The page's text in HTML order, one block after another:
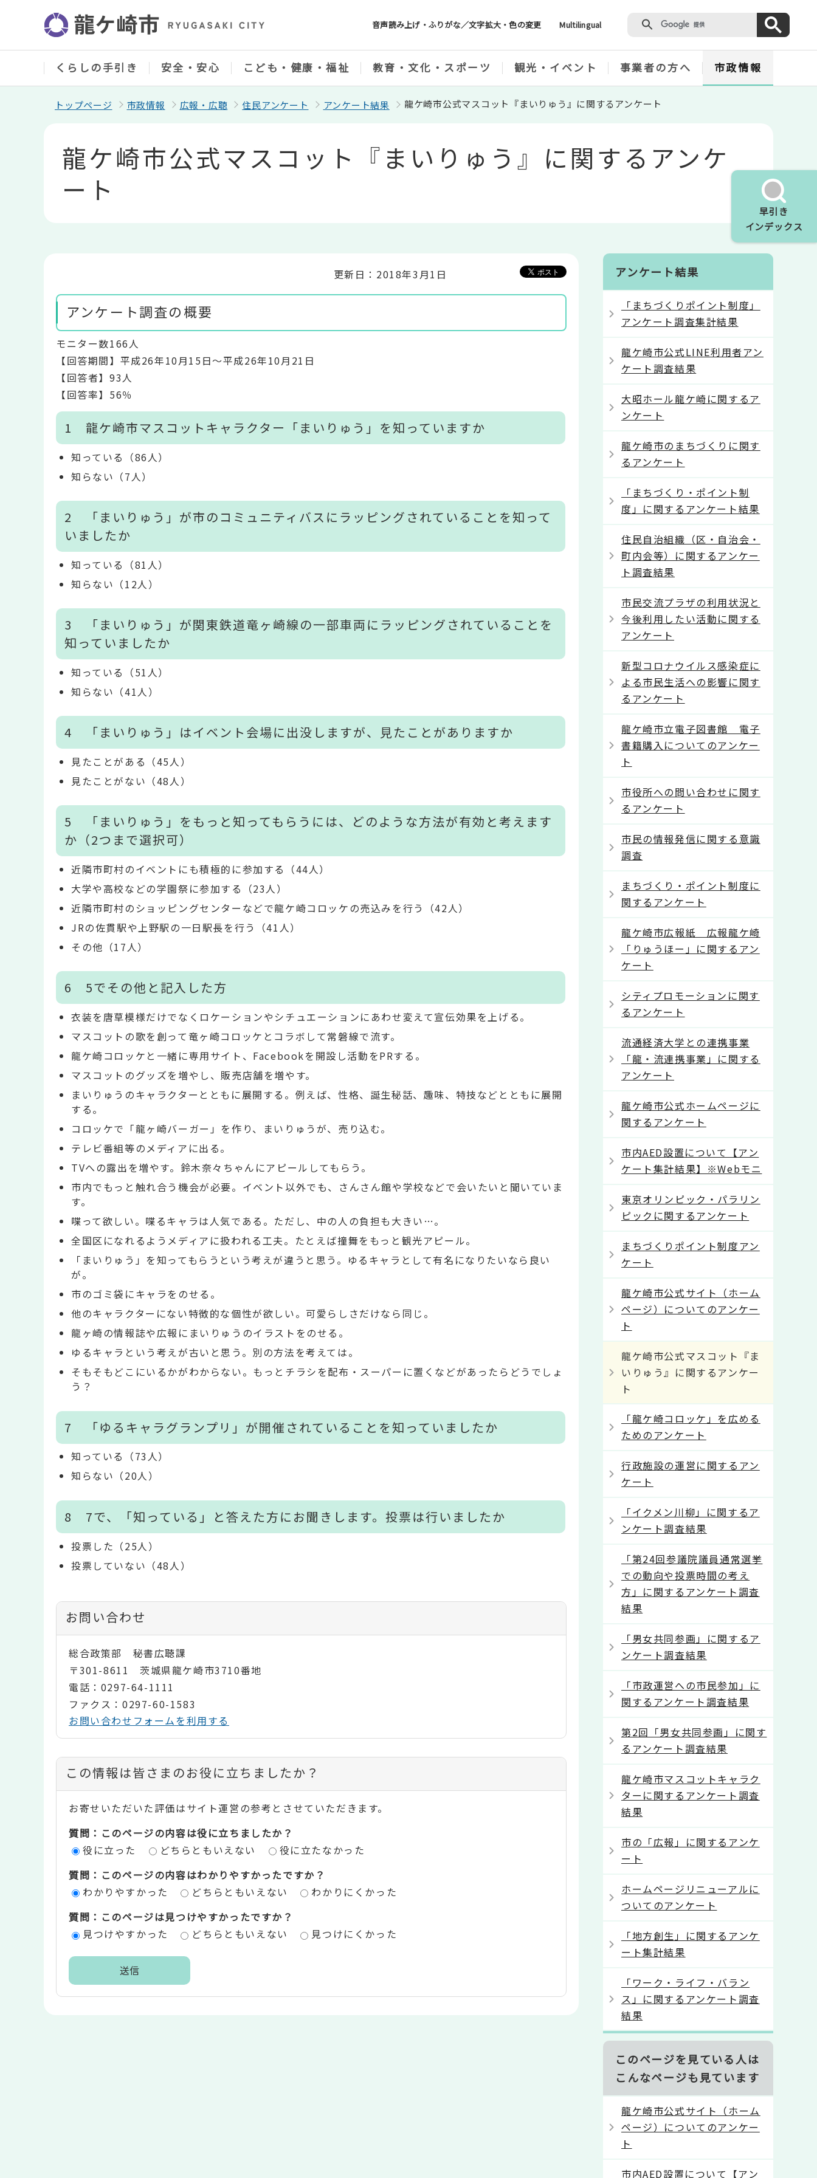
ジ
音声読み上げ・ふりがな／文字拡大・色の変更 Multilingual
早引き
インデックス
くらしの手引き 安全・安心 こども・健康・福祉 教育・文化・スポーツ 観光・イベント 事業者の方へ 市政情報
トップページ 市政情報 広報・広聴 住民アンケート アンケート結果 龍ケ崎市公式マスコット『まいりゅう』に関するアンケート
龍ケ崎市公式マスコット『まいりゅう』に関するアンケ
ート
更新日：2018年3月1日
アンケート調査の概要
モニター数166人
【回答期間】平成26年10月15日～平成26年10月21日
【回答者】93人
【回答率】56％
1 龍ケ崎市マスコットキャラクター「まいりゅう」を知っていますか
知っている（86人）
知らない（7人）
2 「まいりゅう」が市のコミュニティバスにラッピングされていることを知って
いましたか
知っている（81人）
知らない（12人）
3 「まいりゅう」が関東鉄道竜ヶ崎線の一部車両にラッピングされていることを
知っていましたか
知っている（51人）
知らない（41人）
4 「まいりゅう」はイベント会場に出没しますが、見たことがありますか
見たことがある（45人）
見たことがない（48人）
5 「まいりゅう」をもっと知ってもらうには、どのような方法が有効と考えます
か（2つまで選択可）
近隣市町村のイベントにも積極的に参加する（44人）
大学や高校などの学園祭に参加する（23人）
近隣市町村のショッピングセンターなどで龍ケ崎コロッケの売込みを行う（42人）
JRの佐貫駅や上野駅の一日駅長を行う（41人）
その他（17人）
6 5でその他と記入した方
衣装を唐草模様だけでなくロケーションやシチュエーションにあわせ変えて宣伝効果を上げる。
マスコットの歌を創って竜ヶ崎コロッケとコラボして常磐線で流す。
龍ケ崎コロッケと一緒に専用サイト、Facebookを開設し活動をPRする。
マスコットのグッズを増やし、販売店舗を増やす。
まいりゅうのキャラクターとともに展開する。例えば、性格、誕生秘話、趣味、特技などとともに展開
する。
コロッケで「龍ヶ崎バーガー」を作り、まいりゅうが、売り込む。
テレビ番組等のメディアに出る。
TVへの露出を増やす。鈴木奈々ちゃんにアピールしてもらう。
市内でもっと触れ合う機会が必要。イベント以外でも、さんさん館や学校などで会いたいと聞いていま
す。
喋って欲しい。喋るキャラは人気である。ただし、中の人の負担も大きい…。
全国区になれるようメディアに扱われる工夫。たとえば撞舞をもっと観光アピール。
「まいりゅう」を知ってもらうという考えが違うと思う。ゆるキャラとして有名になりたいなら良い
が。
市のゴミ袋にキャラをのせる。
他のキャラクターにない特徴的な個性が欲しい。可愛らしさだけなら同じ。
龍ヶ崎の情報誌や広報にまいりゅうのイラストをのせる。
ゆるキャラという考えが古いと思う。別の方法を考えては。
そもそもどこにいるかがわからない。もっとチラシを配布・スーパーに置くなどがあったらどうでしょ
う？
7 「ゆるキャラグランプリ」が開催されていることを知っていましたか
知っている（73人）
知らない（20人）
8 7で、「知っている」と答えた方にお聞きします。投票は行いましたか
投票した（25人）
投票していない（48人）
お問い合わせ
総合政策部 秘書広聴課
〒301-8611 茨城県龍ケ崎市3710番地
電話：0297-64-1111
ファクス：0297-60-1583
お問い合わせフォームを利用する
コ
ン
テ
ン
評
エ
この情報は皆さまのお役に立ちましたか？
お寄せいただいた評価はサイト運営の参考とさせていただきます。
質問：このページの内容は役に立ちましたか？
役に立った
どちらともいえない
役に立たなかった
質問：このページの内容はわかりやすかったですか？
わかりやすかった
どちらともいえない
わかりにくかった
質問：このページは見つけやすかったですか？
見つけやすかった
どちらともいえない 見つけにくかった
アンケート結果
「まちづくりポイント制度」
アンケート調査集計結果
龍ケ崎市公式LINE利用者アン
ケート調査結果
大昭ホール龍ケ崎に関するア
ンケート
龍ケ崎市のまちづくりに関す
るアンケート
「まちづくり・ポイント制
度」に関するアンケート結果
住民自治組織（区・自治会・
町内会等）に関するアンケー
ト調査結果
市民交流プラザの利用状況と
今後利用したい活動に関する
アンケート
新型コロナウイルス感染症に
よる市民生活への影響に関す
るアンケート
龍ケ崎市立電子図書館 電子
書籍購入についてのアンケー
ト
市役所への問い合わせに関す
るアンケート
市民の情報発信に関する意識
調査
まちづくり・ポイント制度に
関するアンケート
龍ケ崎市広報紙 広報龍ケ崎
「りゅうほー」に関するアン
ケート
シティプロモーションに関す
るアンケート
流通経済大学との連携事業
「龍・流連携事業」に関する
アンケート
龍ケ崎市公式ホームページに
関するアンケート
市内AED設置について【アン
ケート集計結果】※Webモニ
東京オリンピック・パラリン
ピックに関するアンケート
まちづくりポイント制度アン
ケート
龍ケ崎市公式サイト（ホーム
ページ）についてのアンケー
ト
龍ケ崎市公式マスコット『ま
いりゅう』に関するアンケー
ト
「龍ケ崎コロッケ」を広める
ためのアンケート
行政施設の運営に関するアン
ケート
「イクメン川柳」に関するア
ンケート調査結果
「第24回参議院議員通常選挙
での動向や投票時間の考え
方」に関するアンケート調査
結果
「男女共同参画」に関するア
ンケート調査結果
「市政運営への市民参加」に
関するアンケート調査結果
第2回「男女共同参画」に関す
るアンケート調査結果
龍ケ崎市マスコットキャラク
ターに関するアンケート調査
結果
市の「広報」に関するアンケ
ート
ホームページリニューアルに
ついてのアンケート
「地方創生」に関するアンケ
ート集計結果
「ワーク・ライフ・バラン
ス」に関するアンケート調査
結果
このページを見ている人は
こんなページも見ています
龍ケ崎市公式サイト（ホーム
ページ）についてのアンケー
ト
市内AED設置について【アン